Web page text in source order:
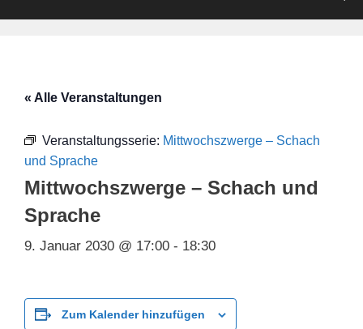
« Alle Veranstaltungen
Veranstaltungsserie: Mittwochszwerge – Schach
und Sprache
Mittwochszwerge – Schach und
Sprache
9. Januar 2030 @ 17:00 - 18:30
Zum Kalender hinzufügen